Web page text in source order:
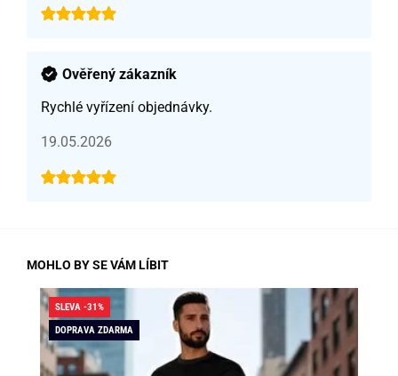
Ověřený zákazník
Rychlé vyřízení objednávky.
19.05.2026
MOHLO BY SE VÁM LÍBIT
SLEVA -31%
DOPRAVA ZDARMA